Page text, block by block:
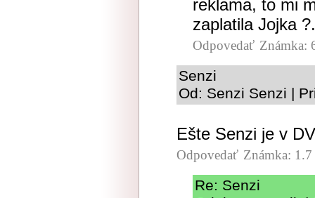
reklama, to mi
zaplatila Jojka ?.
Odpovedať Známka:
Senzi
Od: Senzi Senzi |
Ešte Senzi je v
Odpovedať Známka: 1.7
Re: Senzi